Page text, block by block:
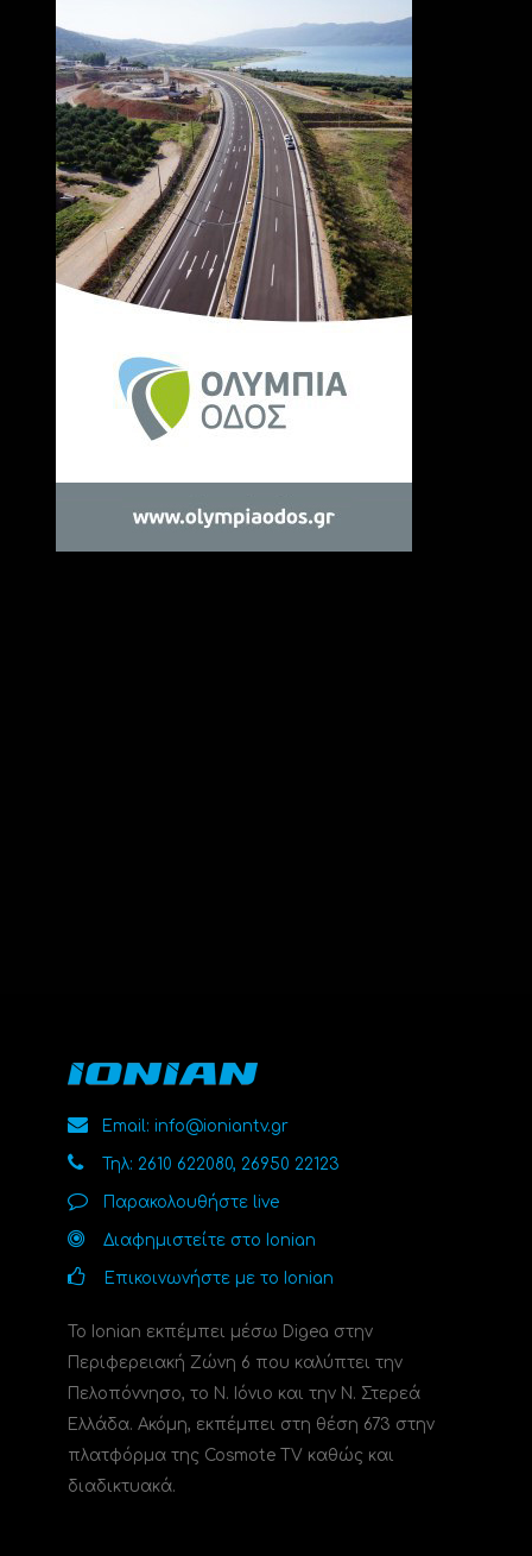
Email: info@ioniantv.gr
Τηλ: 2610 622080, 26950 22123
Παρακολουθήστε live
Διαφημιστείτε στο Ionian
Επικοινωνήστε με το Ionian
Το Ionian εκπέμπει μέσω Digea στην
Περιφερειακή Ζώνη 6 που καλύπτει την
Πελοπόννησο, το N. Ιόνιο και την Ν. Στερεά
Ελλάδα. Ακόμη, εκπέμπει στη θέση 673 στην
πλατφόρμα της Cosmote TV καθώς και
διαδικτυακά.